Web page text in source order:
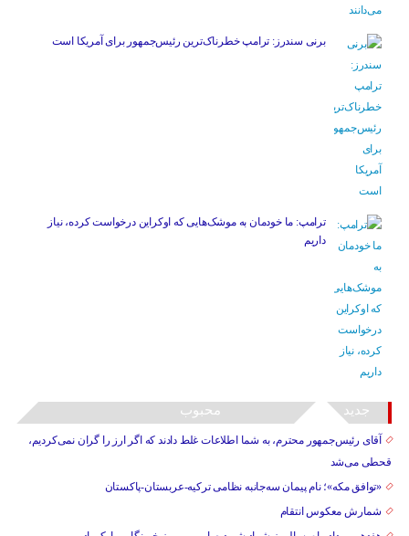
برنی سندرز: ترامپ خطرناک‌ترین رئیس‌جمهور برای آمریکا است
ترامپ: ما خودمان به موشک‌هایی که اوکراین درخواست کرده، نیاز
داریم
جدید محبوب
آقای رئیس‌جمهور محترم، به شما اطلاعات غلط دادند که اگر ارز را گران نمی‌کردیم،
قحطی می‌شد
«توافق مکه»؛ نام پیمان سه‌جانبه نظامی ترکیه-عربستان-پاکستان
شمارش معکوس انتقام